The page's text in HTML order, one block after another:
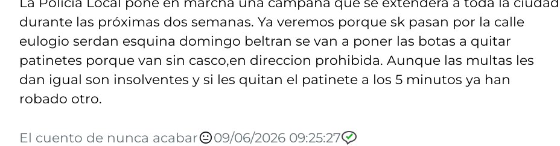
durante las próximas dos semanas. Ya veremos porque sk pasan por la calle
eulogio serdan esquina domingo beltran se van a poner las botas a quitar
patinetes porque van sin casco,en direccion prohibida. Aunque las multas les
dan igual son insolventes y si les quitan el patinete a los 5 minutos ya han
robado otro.
El cuento de nunca acabar 09/06/2026 09:25:27